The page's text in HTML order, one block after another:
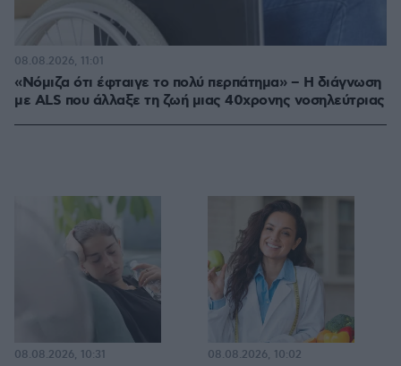
«Νόμιζα ότι έφταιγε το πολύ περπάτημα» – Η διάγνωση
με ALS που άλλαξε τη ζωή μιας 40χρονης νοσηλεύτριας
08.08.2026, 11:01
08.08.2026, 10:31 08.08.2026, 10:02